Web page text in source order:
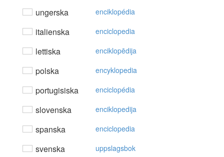
ungerska enciklopédia
italienska enciclopedia
lettiska enciklopēdija
polska encyklopedia
portugisiska enciclopédia
slovenska enciklopedija
spanska enciclopedia
svenska uppslagsbok